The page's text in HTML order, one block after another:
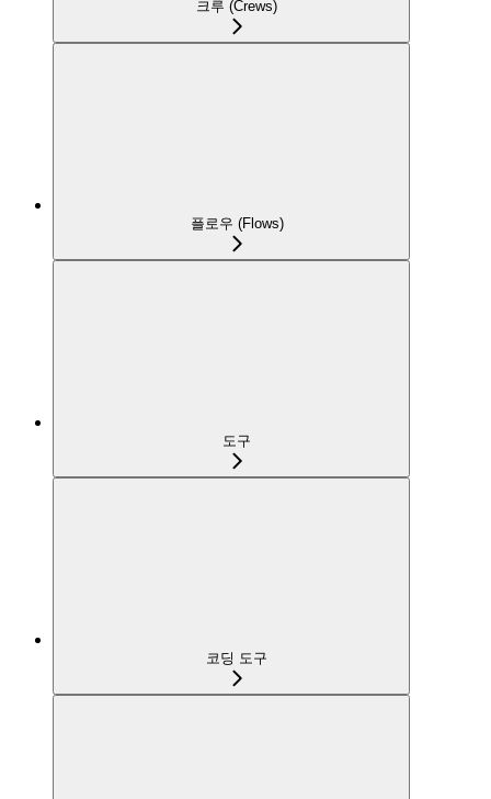
크루 (Crews)
플로우 (Flows)
도구
코딩 도구